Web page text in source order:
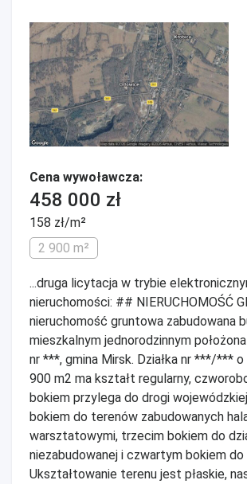
Cena wywoławcza:
458 000 zł
158 zł/m²
2 900 m²
...druga licytacja w trybie
nieruchomości: ## NIERUCHOMOŚĆ
nieruchomość gruntowa zabudowana
mieszkalnym jednorodzinnym
nr ***, gmina Mirsk. Działka nr ***/***
900 m2 ma kształt regularny,
bokiem przylega do drogi
bokiem do terenów zabudowanych
warsztatowymi, trzecim bokiem do
niezabudowanej i czwartym bokiem do
Ukształtowanie terenu jest płaskie,